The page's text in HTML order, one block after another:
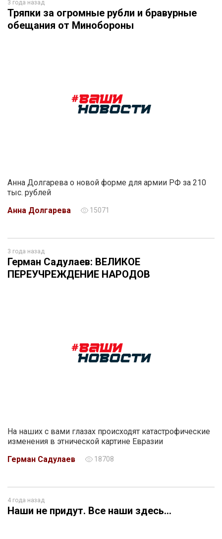
3 года назад
Тряпки за огромные рубли и бравурные
обещания от Минобороны
Анна Долгарева о новой форме для армии РФ за 210
тыс. рублей
Анна Долгарева
15071
3 года назад
Герман Садулаев: ВЕЛИКОЕ
ПЕРЕУЧРЕЖДЕНИЕ НАРОДОВ
На наших с вами глазах происходят катастрофические
изменения в этнической картине Евразии
Герман Садулаев
18708
4 года назад
Наши не придут. Все наши здесь…